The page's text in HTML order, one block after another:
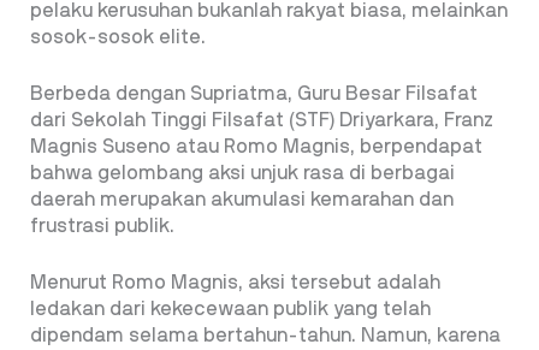
pelaku kerusuhan bukanlah rakyat biasa, melainkan
sosok-sosok elite.
Berbeda dengan Supriatma, Guru Besar Filsafat
dari Sekolah Tinggi Filsafat (STF) Driyarkara, Franz
Magnis Suseno atau Romo Magnis, berpendapat
bahwa gelombang aksi unjuk rasa di berbagai
daerah merupakan akumulasi kemarahan dan
frustrasi publik.
Menurut Romo Magnis, aksi tersebut adalah
ledakan dari kekecewaan publik yang telah
dipendam selama bertahun-tahun. Namun, karena